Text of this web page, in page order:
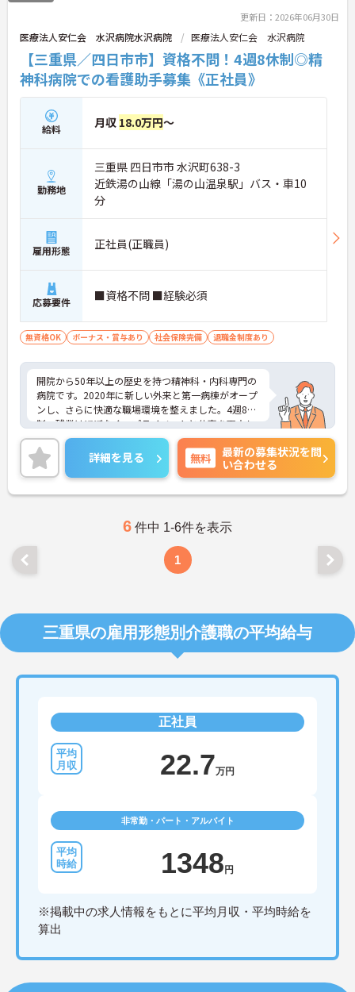
更新日：2026年06月30日
医療法人安仁会 水沢病院水沢病院 医療法人安仁会 水沢病院
【三重県／四日市市】資格不問！4週8休制◎精
神科病院での看護助手募集《正社員》
給料 月収 18.0万円～
勤務地
三重県 四日市市 水沢町638-3
近鉄湯の山線「湯の山温泉駅」バス・車10
分
雇用形態 正社員(正職員)
応募要件 ■資格不問 ■経験必須
無資格OK ボーナス・賞与あり 社会保険完備 退職金制度あり
開院から50年以上の歴史を持つ精神科・内科専門の
病院です。2020年に新しい外来と第一病棟がオープ
ンし、さらに快適な職場環境を整えました。4週8休
制、残業はほぼなく、プライベートと仕事を両立し
やすいワークライフバランスが魅力です。無資格の
方でも安心して働けるよう、先輩職員によるサポー
ト体制が整っています。ご興味のある方には、面接
対策ポイントなど、さらに詳細をお話ししますので
お気軽にご相談ください！
詳細を見る 無料
最新の募集状況を問
い合わせる
6 件中 1-6件を表示
1
三重県の雇用形態別介護職の平均給与
正社員
22.7万円
非常勤・パート・アルバイト
1348 円
※掲載中の求人情報をもとに平均月収・平均時給を
算出